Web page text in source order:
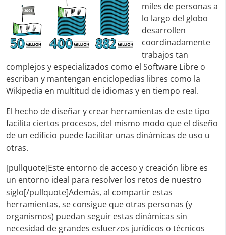
miles de personas a
lo largo del globo
desarrollen
coordinadamente
trabajos tan
complejos y especializados como el Software Libre o
escriban y mantengan enciclopedias libres como la
Wikipedia en multitud de idiomas y en tiempo real.
El hecho de diseñar y crear herramientas de este tipo
facilita ciertos procesos, del mismo modo que el diseño
de un edificio puede facilitar unas dinámicas de uso u
otras.
[pullquote]Este entorno de acceso y creación libre es
un entorno ideal para resolver los retos de nuestro
siglo[/pullquote]Además, al compartir estas
herramientas, se consigue que otras personas (y
organismos) puedan seguir estas dinámicas sin
necesidad de grandes esfuerzos jurídicos o técnicos